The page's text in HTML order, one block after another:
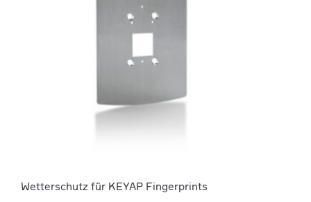
Wetterschutz für KEYAP Fingerprints